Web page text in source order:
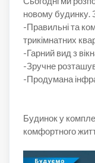
новому будинку.
-Правильні та
трикімнатних
-Гарний вид з
-Зручне
-Продумана
Будинок у
комфортного